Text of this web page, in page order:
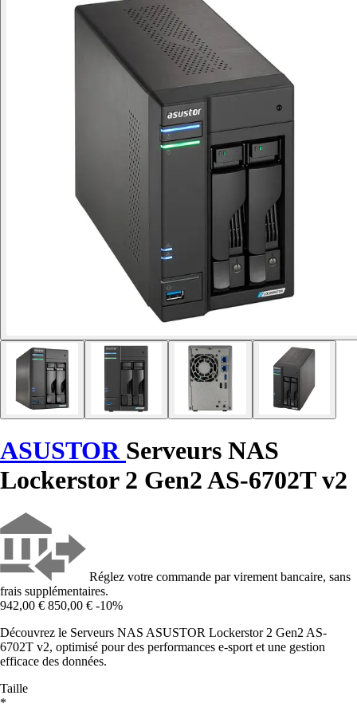
ASUSTOR Serveurs NAS
Lockerstor 2 Gen2 AS-6702T v2
Réglez votre commande par virement bancaire, sans
frais supplémentaires.
942,00 € 850,00 € -10%
Découvrez le Serveurs NAS ASUSTOR Lockerstor 2 Gen2 AS-
6702T v2, optimisé pour des performances e-sport et une gestion
efficace des données.
Taille
*